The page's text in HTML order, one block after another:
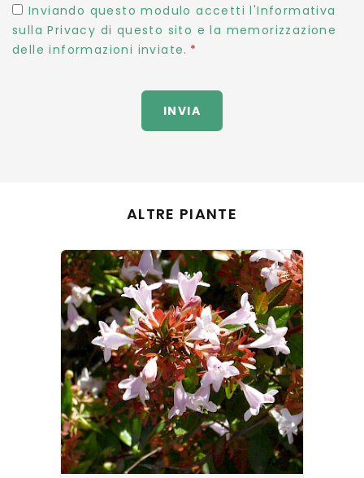
Inviando questo modulo accetti l'Informativa
sulla Privacy di questo sito e la memorizzazione
delle informazioni inviate.
INVIA
ALTRE PIANTE